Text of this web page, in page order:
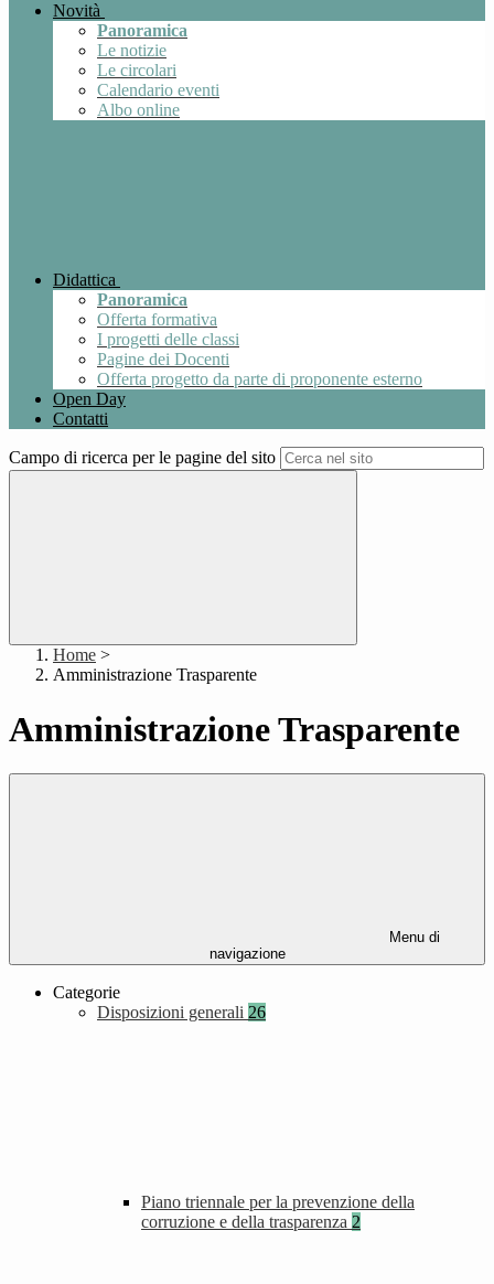
Novità
Panoramica
Le notizie
Le circolari
Calendario eventi
Albo online
Didattica
Panoramica
Offerta formativa
I progetti delle classi
Pagine dei Docenti
Offerta progetto da parte di proponente esterno
Open Day
Contatti
Campo di ricerca per le pagine del sito
Home >
Amministrazione Trasparente
Amministrazione Trasparente
Menu di
navigazione
Categorie
Disposizioni generali 26
Piano triennale per la prevenzione della
corruzione e della trasparenza 2